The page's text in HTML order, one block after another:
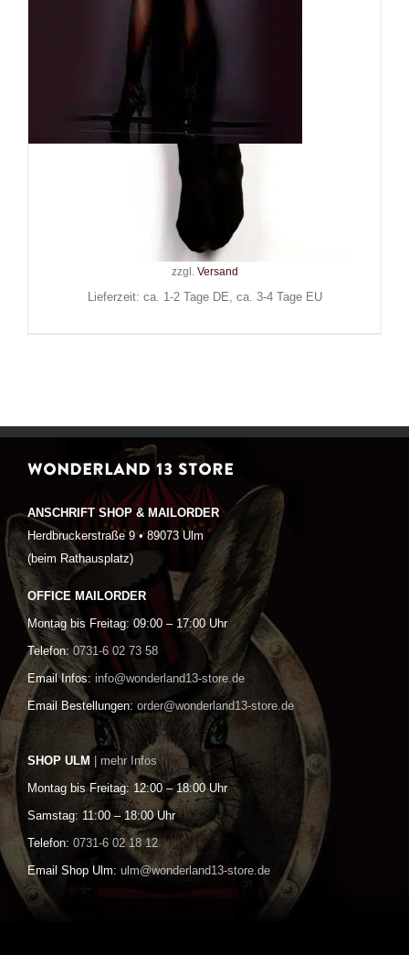
Ballerinas Secret
Strumpfhose Fetishista
Inkl. MwSt.
zzgl. Versand
Lieferzeit: ca. 1-2 Tage DE, ca. 3-4 Tage EU
WONDERLAND 13 STORE
ANSCHRIFT SHOP & MAILORDER
Herdbruckerstraße 9 • 89073 Ulm
(beim Rathausplatz)
OFFICE MAILORDER
Montag bis Freitag: 09:00 – 17:00 Uhr
Telefon: 0731-6 02 73 58
Email Infos: info@wonderland13-store.de
Email Bestellungen: order@wonderland13-store.de
SHOP ULM | mehr Infos
Montag bis Freitag: 12:00 – 18:00 Uhr
Samstag: 11:00 – 18:00 Uhr
Telefon: 0731-6 02 18 12
Email Shop Ulm: ulm@wonderland13-store.de